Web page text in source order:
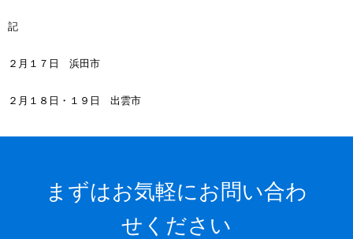
記
２月１７日 浜田市
２月１８日・１９日 出雲市
まずはお気軽にお問い合わ
せください